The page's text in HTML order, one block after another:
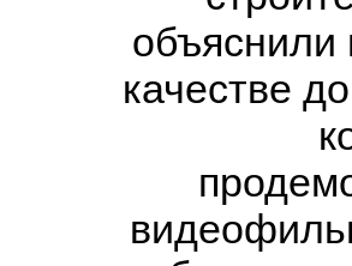
объяснили
качестве